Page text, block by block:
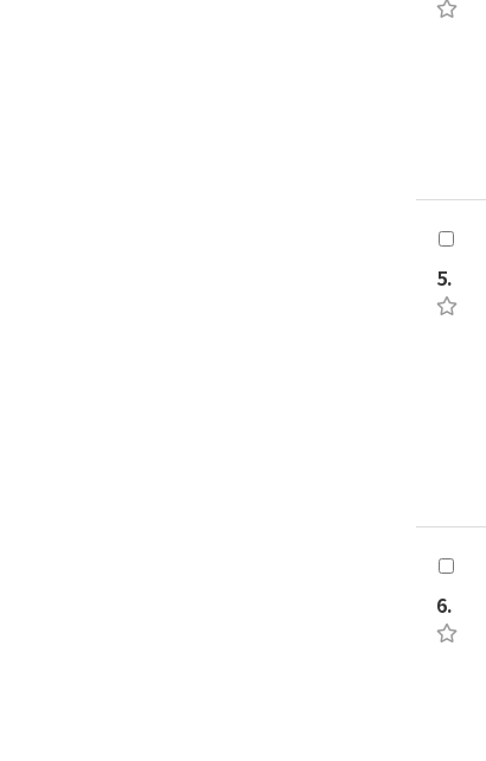
5.
6.